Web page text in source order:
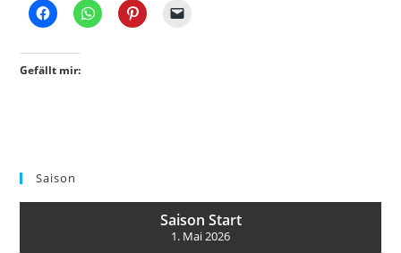
Gefällt mir:
Saison
Saison Start
1. Mai 2026